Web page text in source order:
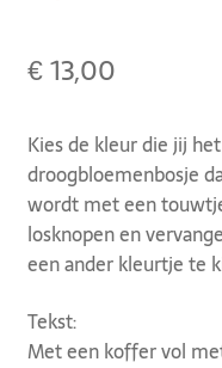
€13,00
Kies de kleur die jij
droogbloemenbosje
wordt met een
losknopen en
een ander kleurtje te
Tekst:
Met een koffer vol